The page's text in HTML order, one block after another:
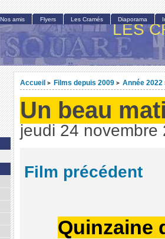
LES
Accueil > Films depuis 2009 > Année 2022
Un beau
jeudi 24 novembre
Film précédent
Quinzaine
Nos amis Flyers Les Cramés Diaporama